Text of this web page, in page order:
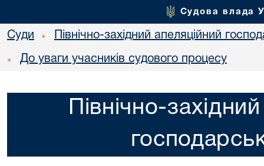
Судова влада
Суди • Північно-західний апеляційний
• До уваги учасників судового процесу
Північно-